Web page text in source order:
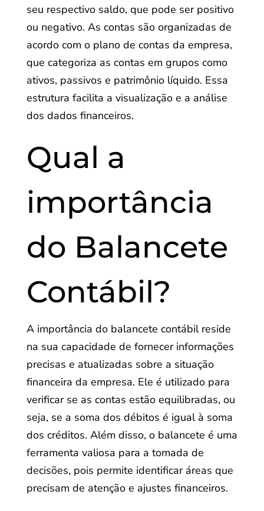
seu respectivo saldo, que pode ser positivo
ou negativo. As contas são organizadas de
acordo com o plano de contas da empresa,
que categoriza as contas em grupos como
ativos, passivos e patrimônio líquido. Essa
estrutura facilita a visualização e a análise
dos dados financeiros.
Qual a
importância
do Balancete
Contábil?
A importância do balancete contábil reside
na sua capacidade de fornecer informações
precisas e atualizadas sobre a situação
financeira da empresa. Ele é utilizado para
verificar se as contas estão equilibradas, ou
seja, se a soma dos débitos é igual à soma
dos créditos. Além disso, o balancete é uma
ferramenta valiosa para a tomada de
decisões, pois permite identificar áreas que
precisam de atenção e ajustes financeiros.